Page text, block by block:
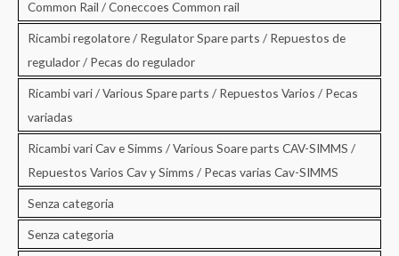
Common Rail / Coneccoes Common rail
Ricambi regolatore / Regulator Spare parts / Repuestos de
regulador / Pecas do regulador
Ricambi vari / Various Spare parts / Repuestos Varios / Pecas
variadas
Ricambi vari Cav e Simms / Various Soare parts CAV-SIMMS /
Repuestos Varios Cav y Simms / Pecas varias Cav-SIMMS
Senza categoria
Senza categoria